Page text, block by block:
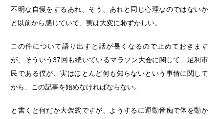
不明な自慢をするあれ、そう、あれと同じ心理なのではないか
と以前から感じていて、実は大変に恥ずかしい。
この件について語り出すと話が長くなるので止めておきます
が、そういう37回も続いているマラソン大会に関して、足利市
民である僕が、実はほとんど何も知らないという事情に関して
から、この記事を始めなければならない。
と書くと何だか大袈裟ですが、ようするに運動音痴で体を動か